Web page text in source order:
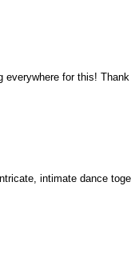
for this!
intimate dance